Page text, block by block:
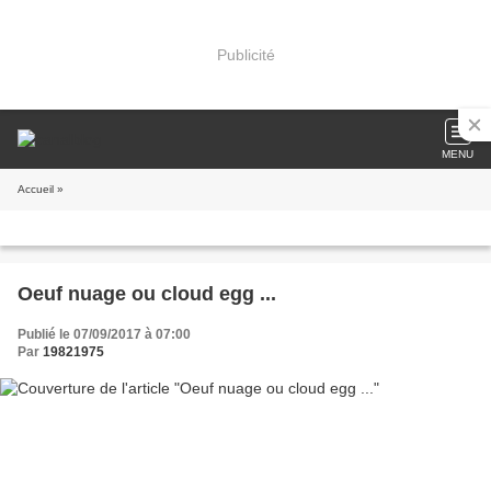
Publicité
MENU
Accueil »
Oeuf nuage ou cloud egg ...
Publié le 07/09/2017 à 07:00
Par 19821975